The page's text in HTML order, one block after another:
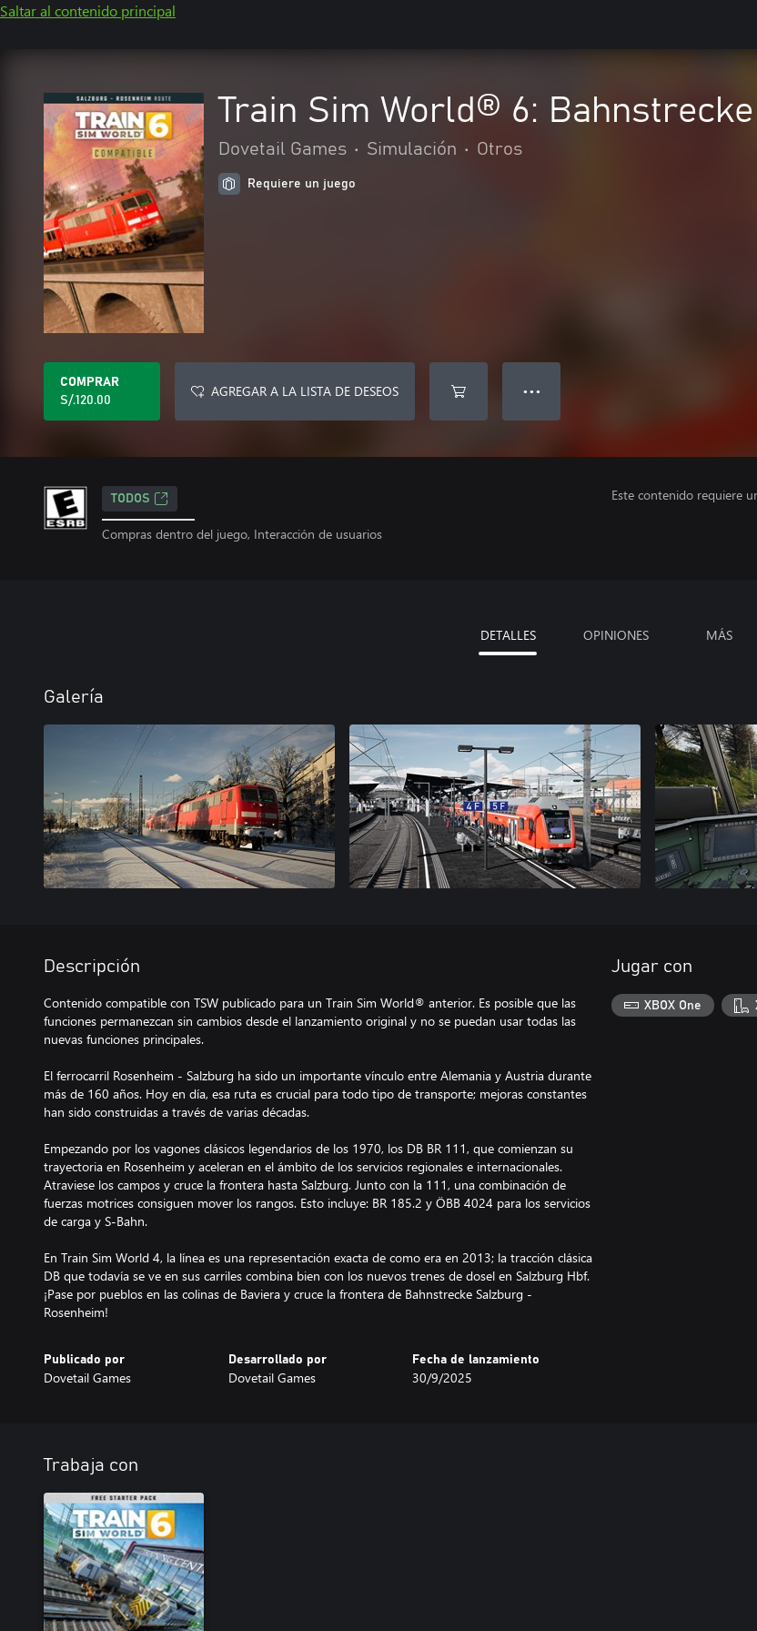
Saltar al contenido principal
Train Sim World® 6:
Dovetail Games • Simulación • Otros
Requiere un juego
COMPRAR
S/.120.00
AGREGAR A LA LISTA DE DESEOS ● ● ●
TODOS
Compras dentro del juego, Interacción de usuarios
Este contenido requiere
DETALLES OPINIONES MÁS
Galería
Descripción
Contenido compatible con TSW publicado para un Train Sim World® anterior. Es posible que las
funciones permanezcan sin cambios desde el lanzamiento original y no se puedan usar todas las
nuevas funciones principales.
El ferrocarril Rosenheim - Salzburg ha sido un importante vínculo entre Alemania y Austria durante
más de 160 años. Hoy en día, esa ruta es crucial para todo tipo de transporte; mejoras constantes
han sido construidas a través de varias décadas.
Empezando por los vagones clásicos legendarios de los 1970, los DB BR 111, que comienzan su
trayectoria en Rosenheim y aceleran en el ámbito de los servicios regionales e internacionales.
Atraviese los campos y cruce la frontera hasta Salzburg. Junto con la 111, una combinación de
fuerzas motrices consiguen mover los rangos. Esto incluye: BR 185.2 y ÖBB 4024 para los servicios
de carga y S-Bahn.
En Train Sim World 4, la línea es una representación exacta de como era en 2013; la tracción clásica
DB que todavía se ve en sus carriles combina bien con los nuevos trenes de dosel en Salzburg Hbf.
¡Pase por pueblos en las colinas de Baviera y cruce la frontera de Bahnstrecke Salzburg -
Rosenheim!
Publicado por
Dovetail Games
Desarrollado por
Dovetail Games
Fecha de lanzamiento
30/9/2025
Jugar con
XBOX One
Trabaja con